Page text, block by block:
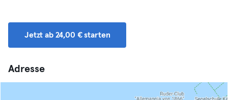
Jetzt ab 24,00 € starten
Adresse